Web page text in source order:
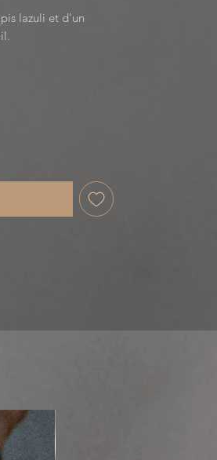
lazuli et d'un
and Co.
cet article est disponible